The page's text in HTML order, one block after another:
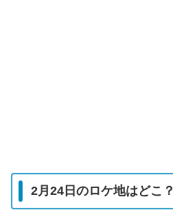
2月24日のロケ地はどこ？